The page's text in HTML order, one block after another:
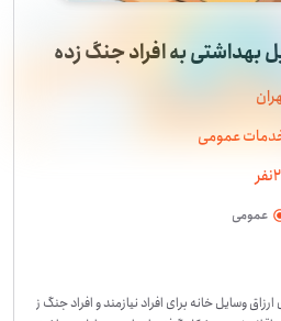
بهداشتی به افراد جنگ زده
عمومی
نفر
عمومی
وسایل خانه برای افراد نیازمند و افراد جنگ ز